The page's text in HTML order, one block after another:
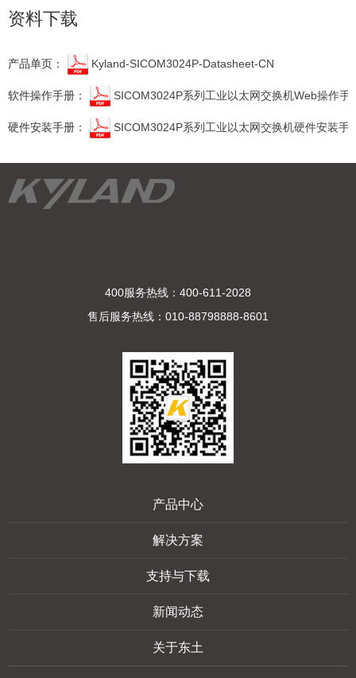
资料下载
产品单页： Kyland-SICOM3024P-Datasheet-CN
软件操作手册： SICOM3024P系列工业以太网交换机Web操作手
硬件安装手册： SICOM3024P系列工业以太网交换机硬件安装手
400服务热线：400-611-2028
售后服务热线：010-88798888-8601
产品中心
解决方案
支持与下载
新闻动态
关于东土